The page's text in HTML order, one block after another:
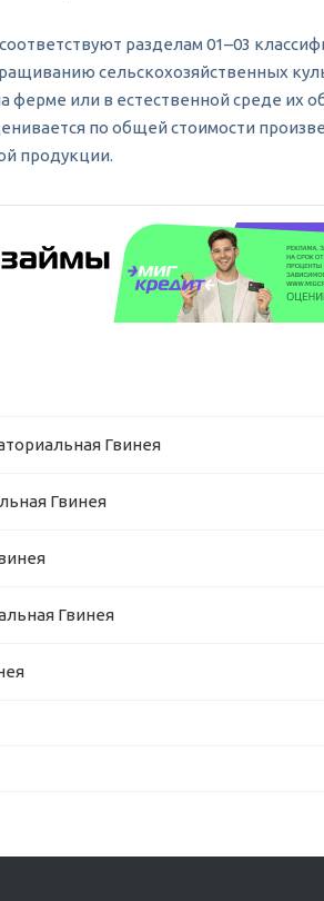
разделам 01–03
сельскохозяйственных
или в естественной среде их
по общей стоимости
продукции.
Гвинея
Гвинея
Гвинея